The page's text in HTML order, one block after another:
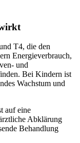
T4, die den
Energieverbrauch,
und
Bei Kindern ist
Wachstum und
auf eine
Abklärung
Behandlung